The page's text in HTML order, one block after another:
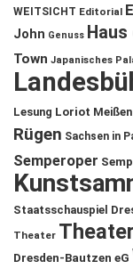
WEITSICHT Editorial
John Genuss
Town Japanisches
Lesung Loriot Meißen
Rügen Sachsen in
Semperoper
Staatsschauspiel
Theater
Dresden-Bautzen eG